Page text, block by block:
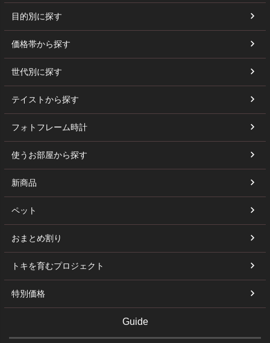
目的別に探す
価格帯から探す
世代別に探す
テイストから探す
フォトフレーム時計
使うお部屋から探す
新商品
ペット
おまとめ割り
トキを育むプロジェクト
特別価格
Guide